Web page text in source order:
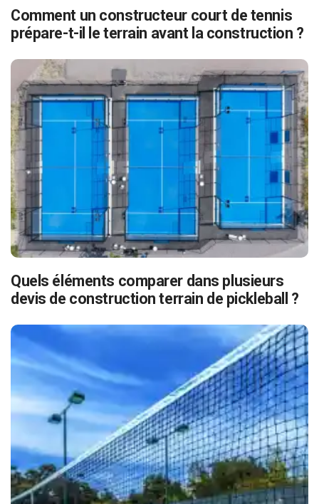
Comment un constructeur court de tennis
prépare-t-il le terrain avant la construction ?
Quels éléments comparer dans plusieurs
devis de construction terrain de pickleball ?